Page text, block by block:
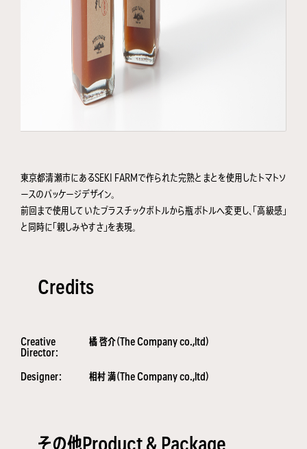
東京都清瀬市にあるSEKI FARMで作られた完熟とまとを使用したトマトソ
ースのパッケージデザイン。
前回まで使用していたプラスチックボトルから瓶ボトルへ変更し、「高級感」
と同時に「親しみやすさ」を表現。
Credits
Creative
Director：
橘 啓介（The Company co.,ltd）
Designer： 相村 満（The Company co.,ltd）
その他Product & Package